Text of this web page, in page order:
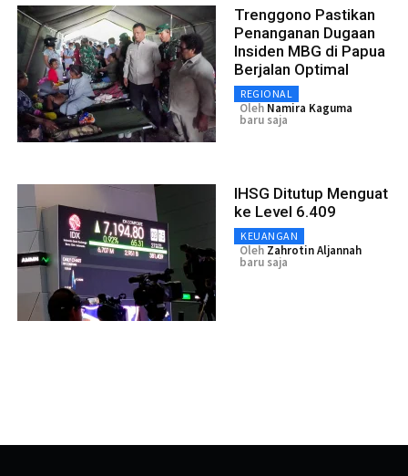
Trenggono Pastikan
Penanganan Dugaan
Insiden MBG di Papua
Berjalan Optimal
REGIONAL
Oleh Namira Kaguma
baru saja
IHSG Ditutup Menguat
ke Level 6.409
KEUANGAN
Oleh Zahrotin Aljannah
baru saja